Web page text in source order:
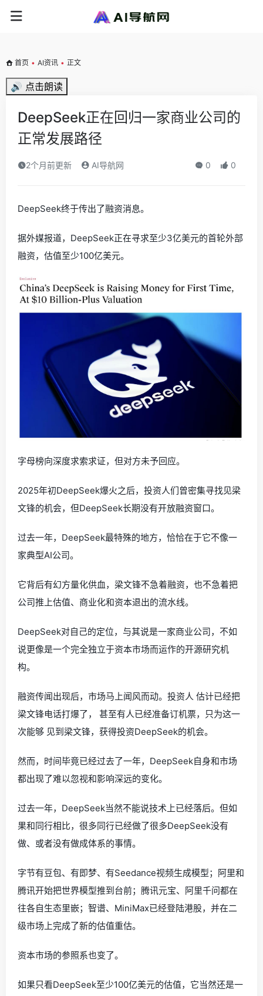
首页 • AI资讯 • 正文
🔊 点击朗读
DeepSeek正在回归一家商业公司的
正常发展路径
2个月前更新 AI导航网 0 0
DeepSeek终于传出了融资消息。
据外媒报道，DeepSeek正在寻求至少3亿美元的首轮外部
融资，估值至少100亿美元。
字母榜向深度求索求证，但对方未予回应。
2025年初DeepSeek爆火之后，投资人们曾密集寻找见梁
文锋的机会，但DeepSeek长期没有开放融资窗口。
过去一年，DeepSeek最特殊的地方，恰恰在于它不像一
家典型AI公司。
它背后有幻方量化供血，梁文锋不急着融资，也不急着把
公司推上估值、商业化和资本退出的流水线。
DeepSeek对自己的定位，与其说是一家商业公司，不如
说更像是一个完全独立于资本市场而运作的开源研究机
构。
融资传闻出现后，市场马上闻风而动。投资人 估计已经把
梁文锋电话打爆了， 甚至有人已经准备订机票，只为这一
次能够 见到梁文锋，获得投资DeepSeek的机会。
然而，时间毕竟已经过去了一年，DeepSeek自身和市场
都出现了难以忽视和影响深远的变化。
过去一年，DeepSeek当然不能说技术上已经落后。但如
果和同行相比，很多同行已经做了很多DeepSeek没有
做、或者没有做成体系的事情。
字节有豆包、有即梦、有Seedance视频生成模型；阿里和
腾讯开始把世界模型推到台前；腾讯元宝、阿里千问都在
往各自生态里嵌；智谱、MiniMax已经登陆港股，并在二
级市场上完成了新的估值重估。
资本市场的参照系也变了。
如果只看DeepSeek至少100亿美元的估值，它当然还是一